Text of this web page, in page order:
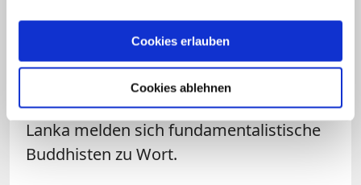
Cookies erlauben
Cookies ablehnen
Islam machen den Christen in Pakistan,
Indonesien, Malaysia oder Bangladesch
das Leben schwer. In Indien gewinnen
radikale Hindus an Einfluss und auf Sri
Lanka melden sich fundamentalistische
Buddhisten zu Wort.